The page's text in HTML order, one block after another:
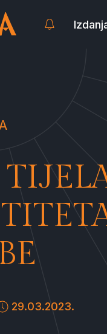
29.03.2023.